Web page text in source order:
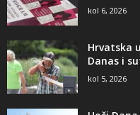
kol 6, 2026
Hrvatska
Danas i
kol 5, 2026